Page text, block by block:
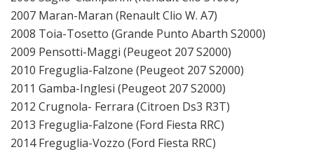
2007 Maran-Maran (Renault Clio W. A7)
2008 Toia-Tosetto (Grande Punto Abarth S2000)
2009 Pensotti-Maggi (Peugeot 207 S2000)
2010 Freguglia-Falzone (Peugeot 207 S2000)
2011 Gamba-Inglesi (Peugeot 207 S2000)
2012 Crugnola- Ferrara (Citroen Ds3 R3T)
2013 Freguglia-Falzone (Ford Fiesta RRC)
2014 Freguglia-Vozzo (Ford Fiesta RRC)